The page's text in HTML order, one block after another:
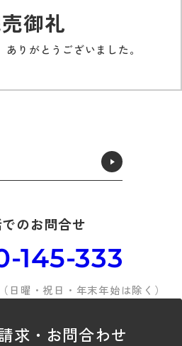
御礼
りがとうございました。
のお問合せ
145-333
日曜・祝日・年末年始は除く）
求・お問合わせ